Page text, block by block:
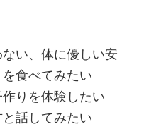
い、体に優しい安
食べてみたい
りを体験したい
話してみたい